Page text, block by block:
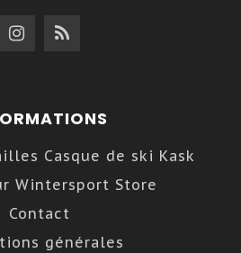
Casque de ski Kask
Wintersport Store
Contact
générales